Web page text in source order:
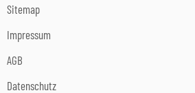
Sitemap
Impressum
AGB
Datenschutz